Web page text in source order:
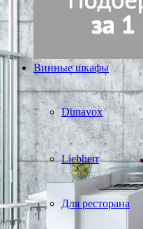
Винные шкафы
Dunavox
Liebherr
Для ресторана